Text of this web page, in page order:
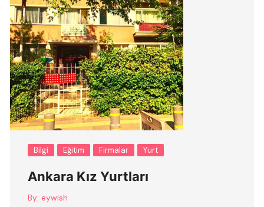
Bilgi Eğitim Firmalar Yurt
Ankara Kız Yurtları
By: eywish